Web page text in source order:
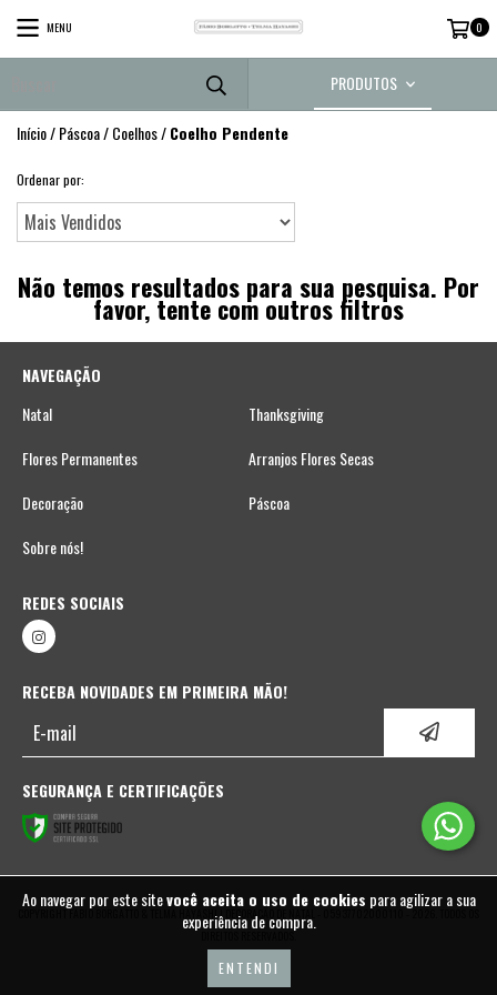
Ao navegar por este sitevocê aceita o uso de cookies para agilizar a sua
experiência de compra.
ENTENDI
MENU 0
PRODUTOS
Início/Páscoa/Coelhos/Coelho Pendente
Ordenar por:
Não temos resultados para sua pesquisa. Por
favor, tente com outros filtros
NAVEGAÇÃO
Natal
Thanksgiving
Flores Permanentes
Arranjos Flores Secas
Decoração
Páscoa
Sobre nós!
REDES SOCIAIS
RECEBA NOVIDADES EM PRIMEIRA MÃO!
SEGURANÇA E CERTIFICAÇÕES
COPYRIGHT FABIO BORGATTO & TELMA HAYASHI | DECORAÇÃO DE NATAL - 05937702000110 - 2026. TODOS OS
DIREITOS RESERVADOS.